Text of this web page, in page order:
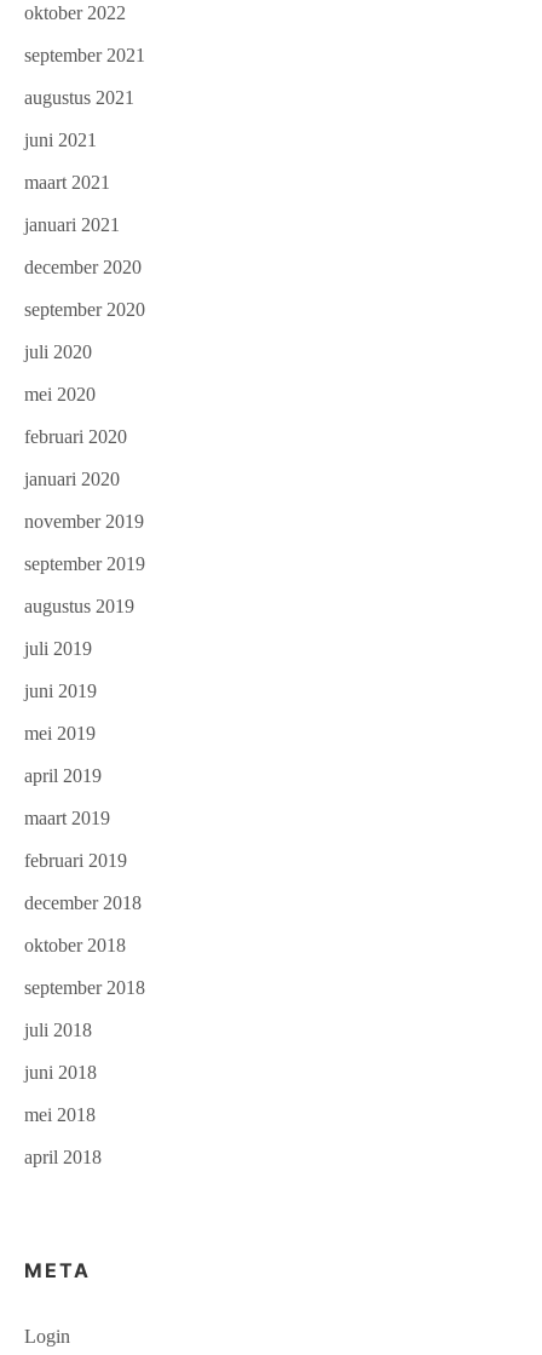
oktober 2022
september 2021
augustus 2021
juni 2021
maart 2021
januari 2021
december 2020
september 2020
juli 2020
mei 2020
februari 2020
januari 2020
november 2019
september 2019
augustus 2019
juli 2019
juni 2019
mei 2019
april 2019
maart 2019
februari 2019
december 2018
oktober 2018
september 2018
juli 2018
juni 2018
mei 2018
april 2018
META
Login